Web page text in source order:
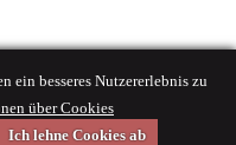
ein besseres Nutzererlebnis zu
über Cookies
Ich lehne Cookies ab